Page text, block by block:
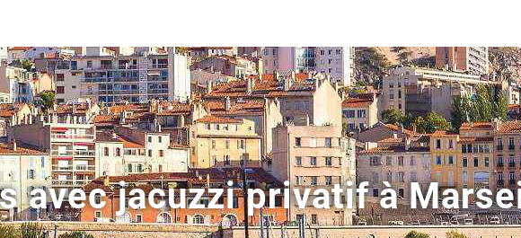
avec jacuzzi privatif à